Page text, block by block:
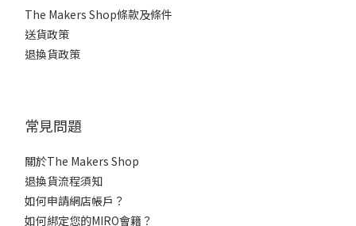
The Makers Shop條款及條件
送貨政策
退換貨政策
常見問題
關於The Makers Shop
退換貨流程須知
如何申請網店帳戶？
如何綁定您的MIRO會籍？